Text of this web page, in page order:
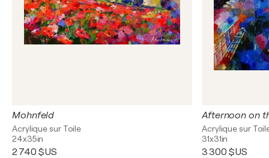
Mohnfeld
Acrylique sur Toile
24x35in
2 740 $US
Afternoon on
Acrylique sur
31x31in
3 300 $US